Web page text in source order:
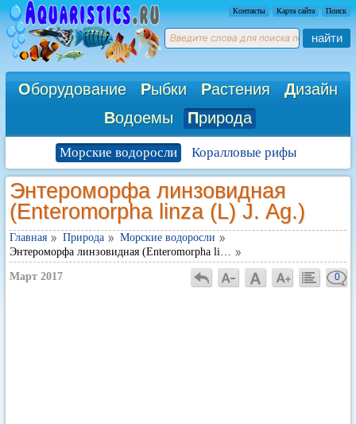
Контакты Карта сайта Поиск
найти
Оборудование Рыбки Растения Дизайн
Водоемы Природа
Морские водоросли Коралловые рифы
Энтероморфа линзовидная
(Enteromorpha linza (L) J. Ag.)
Главная Природа
Морские водоросли
Энтероморфа линзовидная (Enteromorpha li…
Март 2017 0